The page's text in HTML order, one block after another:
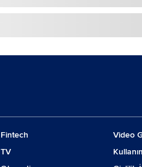
Fintech
TV
Video